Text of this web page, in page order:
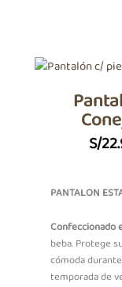
S/
PANTALON
Confeccionado
beba. Protege
cómoda
temporada de